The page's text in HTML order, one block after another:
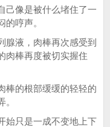
像是被什么堵住了一
哼声。
液，肉棒再次感受到
肉棒再度被切实握住
的根部缓缓的轻轻的
只是一成不变地上下